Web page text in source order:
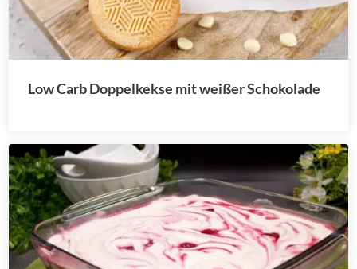
Low Carb Doppelkekse mit weißer Schokolade